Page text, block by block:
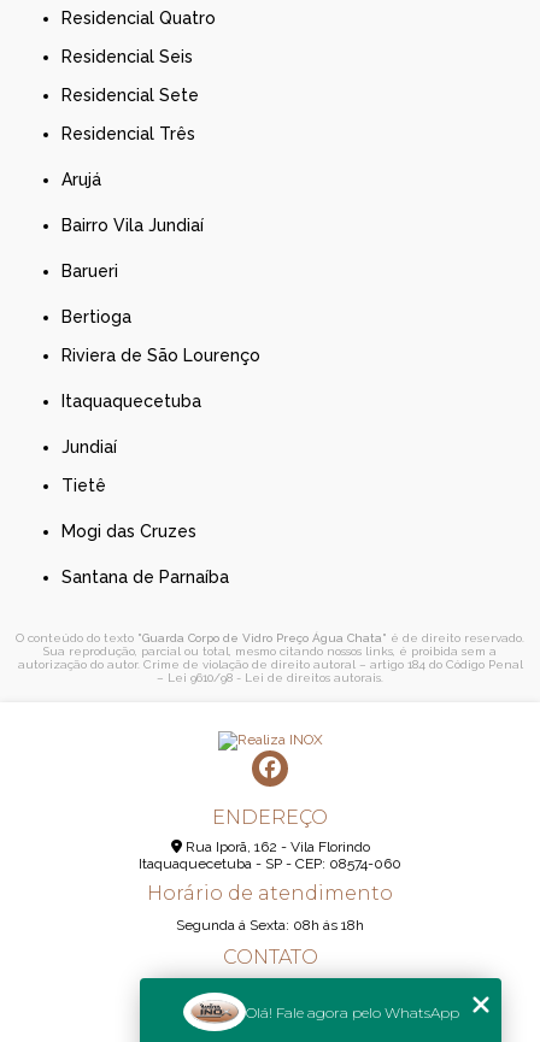
Residencial Quatro
Residencial Seis
Residencial Sete
Residencial Três
Arujá
Bairro Vila Jundiaí
Barueri
Bertioga
Riviera de São Lourenço
Itaquaquecetuba
Jundiaí
Tietê
Mogi das Cruzes
Santana de Parnaíba
O conteúdo do texto "Guarda Corpo de Vidro Preço Água Chata" é de direito reservado.
Sua reprodução, parcial ou total, mesmo citando nossos links, é proibida sem a
autorização do autor. Crime de violação de direito autoral – artigo 184 do Código Penal
– Lei 9610/98 - Lei de direitos autorais
ENDEREÇO
Rua Iporã, 162 - Vila Florindo
Itaquaquecetuba - SP - CEP: 08574-060
Horário de atendimento
Segunda á Sexta: 08h ás 18h
CONTATO
(11) 98189-1344
Olá! Fale agora pelo WhatsApp